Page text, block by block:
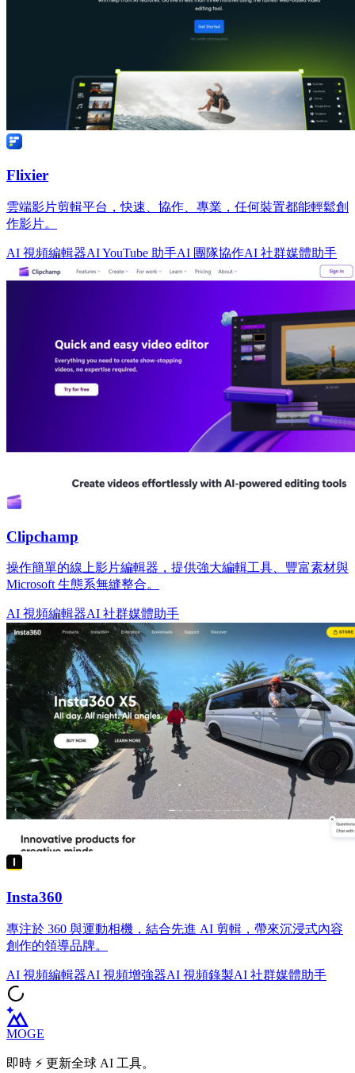
Flixier
雲端影片剪輯平台，快速、協作、專業，任何裝置都能輕鬆創
作影片。
AI 視頻編輯器AI YouTube 助手AI 團隊協作AI 社群媒體助手
Clipchamp
操作簡單的線上影片編輯器，提供強大編輯工具、豐富素材與
Microsoft 生態系無縫整合。
AI 視頻編輯器AI 社群媒體助手
Insta360
專注於 360 與運動相機，結合先進 AI 剪輯，帶來沉浸式內容
創作的領導品牌。
AI 視頻編輯器AI 視頻增強器AI 視頻錄製AI 社群媒體助手
MOGE
即時 ⚡️ 更新全球 AI 工具。